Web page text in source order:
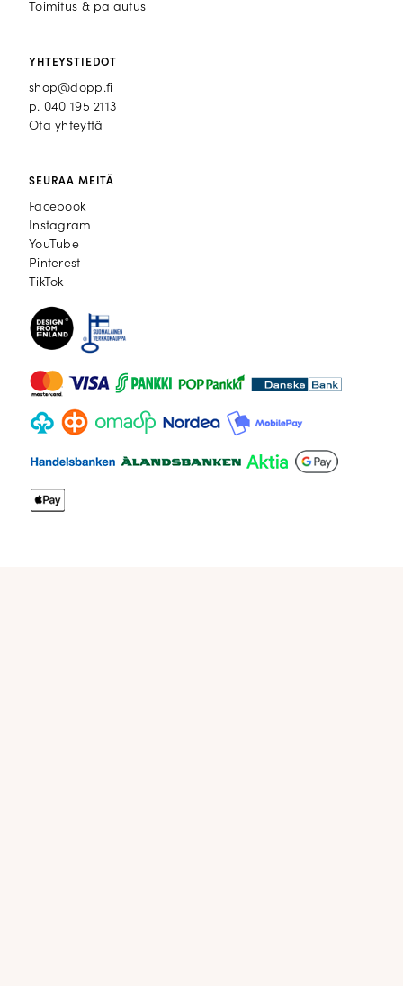
Toimitus & palautus
YHTEYSTIEDOT
shop@dopp.fi
p. 040 195 2113
Ota yhteyttä
SEURAA MEITÄ
Facebook
Facebook
Instagram
Instagram
YouTube
YouTube
Pinterest
Pinterest
TikTok
TikTok